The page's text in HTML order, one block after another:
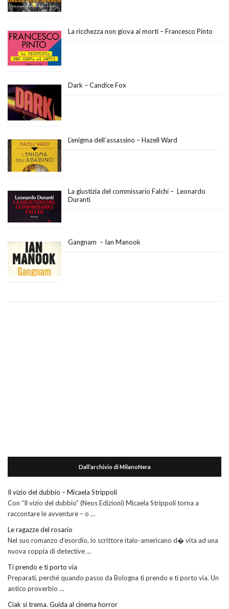
La ricchezza non giova ai morti – Francesco Pinto
Dark – Candice Fox
L’enigma dell’assassino – Hazell Ward
La giustizia del commissario Falchi – Leonardo
Duranti
Gangnam – Ian Manook
Dall’archivio di MilanoNera
Il vizio del dubbio – Micaela Strippoli
Con “Il vizio del dubbio” (Neos Edizioni) Micaela Strippoli torna a
raccontare le avventure – o …
Le ragazze del rosario
Nel suo romanzo d’esordio, lo scrittore italo-americano d� vita ad una
nuova coppia di detective …
Ti prendo e ti porto via
Preparati, perché quando passo da Bologna ti prendo e ti porto via. Un
antico proverbio …
Ciak si trema. Guida al cinema horror